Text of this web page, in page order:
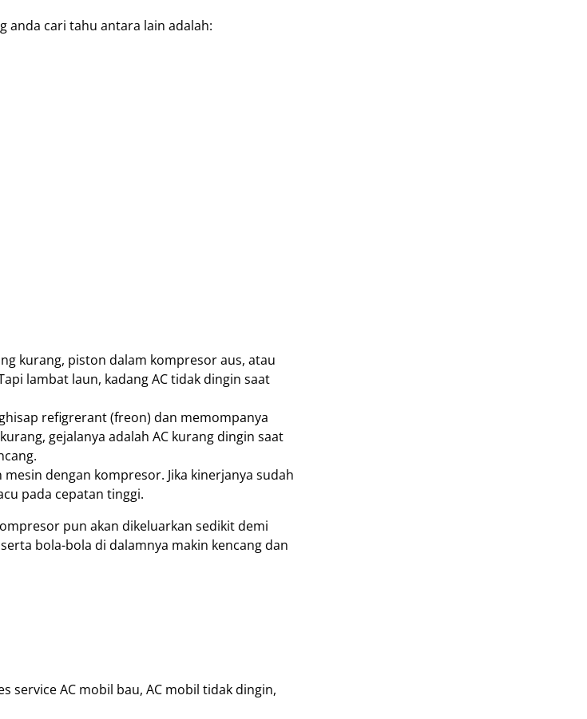
anda cari tahu antara lain adalah:
kurang, piston dalam kompresor aus, atau
lambat laun, kadang AC tidak dingin saat
refigrerant (freon) dan memompanya
gejalanya adalah AC kurang dingin saat
dengan kompresor. Jika kinerjanya sudah
pada cepatan tinggi.
pun akan dikeluarkan sedikit demi
bola-bola di dalamnya makin kencang dan
service AC mobil bau, AC mobil tidak dingin,